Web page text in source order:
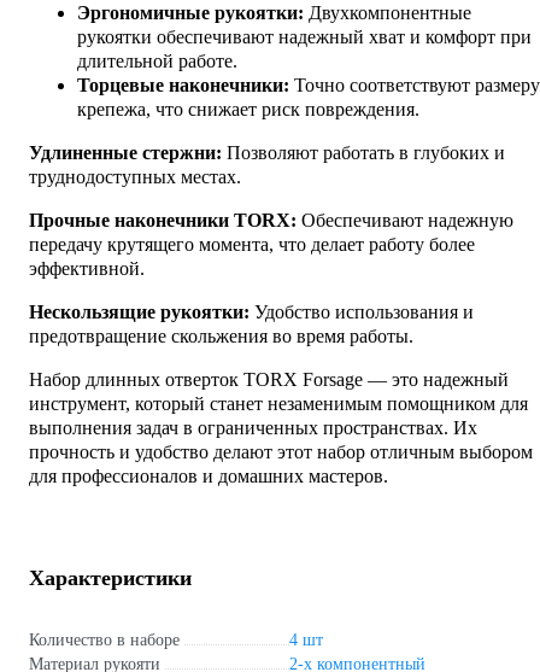
Эргономичные рукоятки: Двухкомпонентные
рукоятки обеспечивают надежный хват и комфорт при
длительной работе.
Торцевые наконечники: Точно соответствуют размеру
крепежа, что снижает риск повреждения.
Удлиненные стержни: Позволяют работать в глубоких и
труднодоступных местах.
Прочные наконечники TORX: Обеспечивают надежную
передачу крутящего момента, что делает работу более
эффективной.
Нескользящие рукоятки: Удобство использования и
предотвращение скольжения во время работы.
Набор длинных отверток TORX Forsage — это надежный
инструмент, который станет незаменимым помощником для
выполнения задач в ограниченных пространствах. Их
прочность и удобство делают этот набор отличным выбором
для профессионалов и домашних мастеров.
Характеристики
Количество в наборе
4 шт
Материал рукояти
2-х компонентный